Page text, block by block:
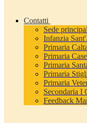
Contatti
Sede
Infanzia
Primaria
Primaria
Primaria
Primaria
Primaria
Secondaria I
Feedback